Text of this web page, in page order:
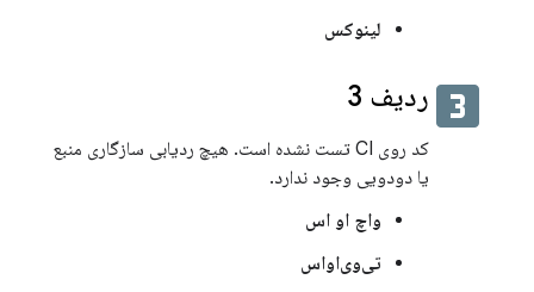
لینوکس
looks_3 ردیف 3
کد روی CI تست نشده است. هیچ ردیابی سازگاری منبع
یا دودویی وجود ندارد.
واچ او اس
تی‌وی‌او‌اس